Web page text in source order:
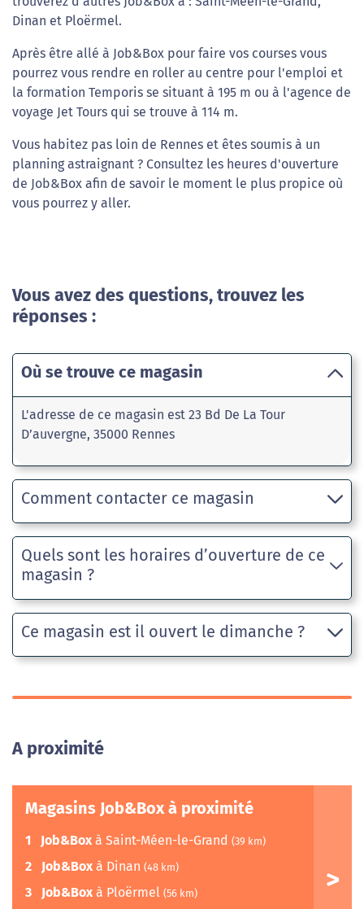
Dinan et Ploërmel.
Après être allé à Job&Box pour faire vos courses vous
pourrez vous rendre en roller au centre pour l'emploi et
la formation Temporis se situant à 195 m ou à l'agence de
voyage Jet Tours qui se trouve à 114 m.
Vous habitez pas loin de Rennes et êtes soumis à un
planning astraignant ? Consultez les heures d'ouverture
de Job&Box afin de savoir le moment le plus propice où
vous pourrez y aller.
Vous avez des questions, trouvez les
réponses :
Où se trouve ce magasin
L'adresse de ce magasin est 23 Bd De La Tour
D’auvergne, 35000 Rennes
Comment contacter ce magasin
Quels sont les horaires d’ouverture de ce
magasin ?
Ce magasin est il ouvert le dimanche ?
A proximité
Magasins Job&Box à proximité
1 Job&Box à Saint-Méen-le-Grand (39 km)
2 Job&Box à Dinan (48 km)
3 Job&Box à Ploërmel (56 km)